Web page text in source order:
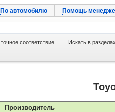
По автомобилю Помощь
точное соответствие
Искать в
Производитель